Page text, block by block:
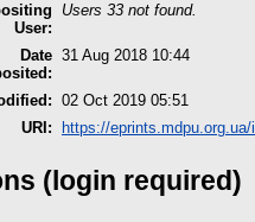
User:
Users 33 not found.
Date 31 Aug 2018 10:44
02 Oct 2019 05:51
URI:
https://
(login required)